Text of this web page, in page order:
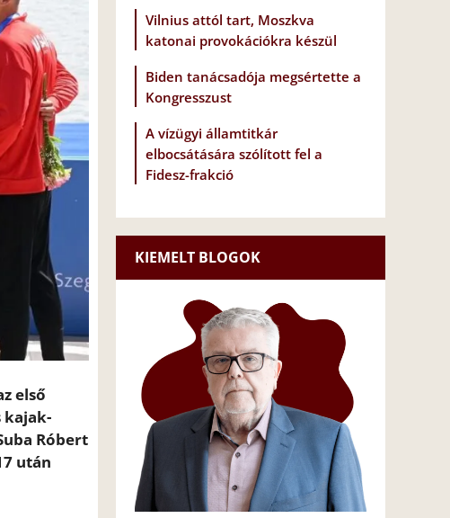
első
kajak-
Róbert
után
Vilnius attól tart, Moszkva
katonai provokációkra készül
Biden tanácsadója megsértette a
Kongresszust
A vízügyi államtitkár
elbocsátására szólított fel a
Fidesz-frakció
KIEMELT BLOGOK